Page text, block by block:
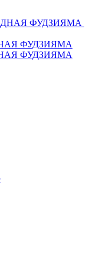
ФУДЗИЯМА
ФУДЗИЯМА